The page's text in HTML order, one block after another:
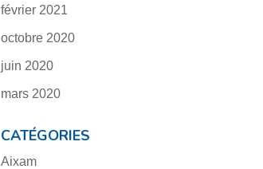
février 2021
octobre 2020
juin 2020
mars 2020
CATÉGORIES
Aixam